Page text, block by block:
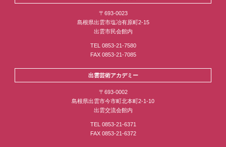
〒693-0023
島根県出雲市塩冶有原町2-15
出雲市民会館内
TEL 0853-21-7580
FAX 0853-21-7085
出雲芸術アカデミー
〒693-0002
島根県出雲市今市町北本町2-1-10
出雲交流会館内
TEL 0853-21-6371
FAX 0853-21-6372